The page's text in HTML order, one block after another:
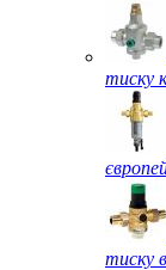
тиску
тиску